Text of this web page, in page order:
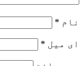
نام *
ای میل *